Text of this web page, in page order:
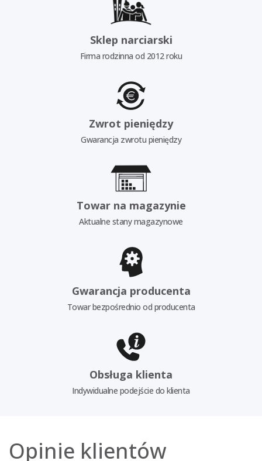
Sklep narciarski
Firma rodzinna od 2012 roku
Zwrot pieniędzy
Gwarancja zwrotu pieniędzy
Towar na magazynie
Aktualne stany magazynowe
Gwarancja producenta
Towar bezpośrednio od producenta
Obsługa klienta
Indywidualne podejście do klienta
Opinie klientów